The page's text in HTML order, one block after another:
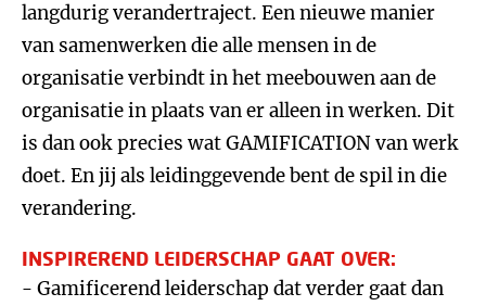
langdurig verandertraject. Een nieuwe manier
van samenwerken die alle mensen in de
organisatie verbindt in het meebouwen aan de
organisatie in plaats van er alleen in werken. Dit
is dan ook precies wat GAMIFICATION van werk
doet. En jij als leidinggevende bent de spil in die
verandering.
INSPIREREND LEIDERSCHAP GAAT OVER:
- Gamificerend leiderschap dat verder gaat dan